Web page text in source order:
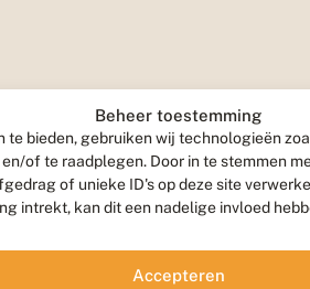
Beheer toestemming
te bieden, gebruiken wij technologieën
of te raadplegen. Door in te stemmen
of unieke ID's op deze site
intrekt, kan dit een nadelige invloed
Accepteren